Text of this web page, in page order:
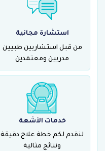
استشارة مجانية
من قبل استشاريين طبيين
مدربين ومعتمدين
خدمات الأشعة
لنقدم لكم خطة علاج دقيقة
ونتائج مثالية